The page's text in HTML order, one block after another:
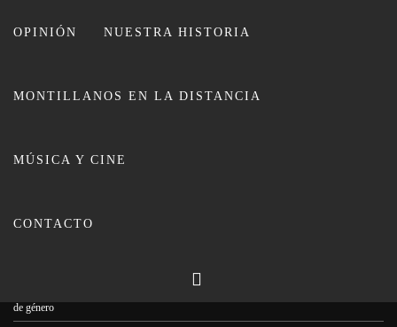
OPINIÓN NUESTRA HISTORIA
MONTILLANOS EN LA DISTANCIA
MÚSICA Y CINE
CONTACTO
La Mancomunidad Campiña Sur
de género